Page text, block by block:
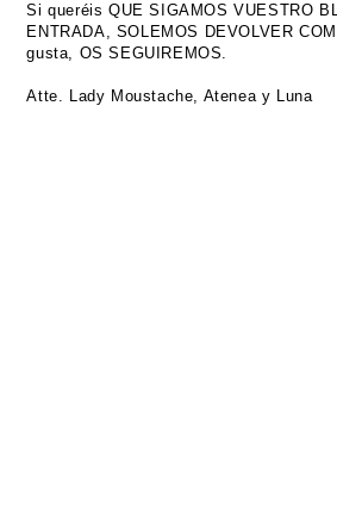
Si queréis QUE SIGAMOS VUESTRO
ENTRADA, SOLEMOS DEVOLVER
gusta, OS SEGUIREMOS.
Atte. Lady Moustache, Atenea y Luna